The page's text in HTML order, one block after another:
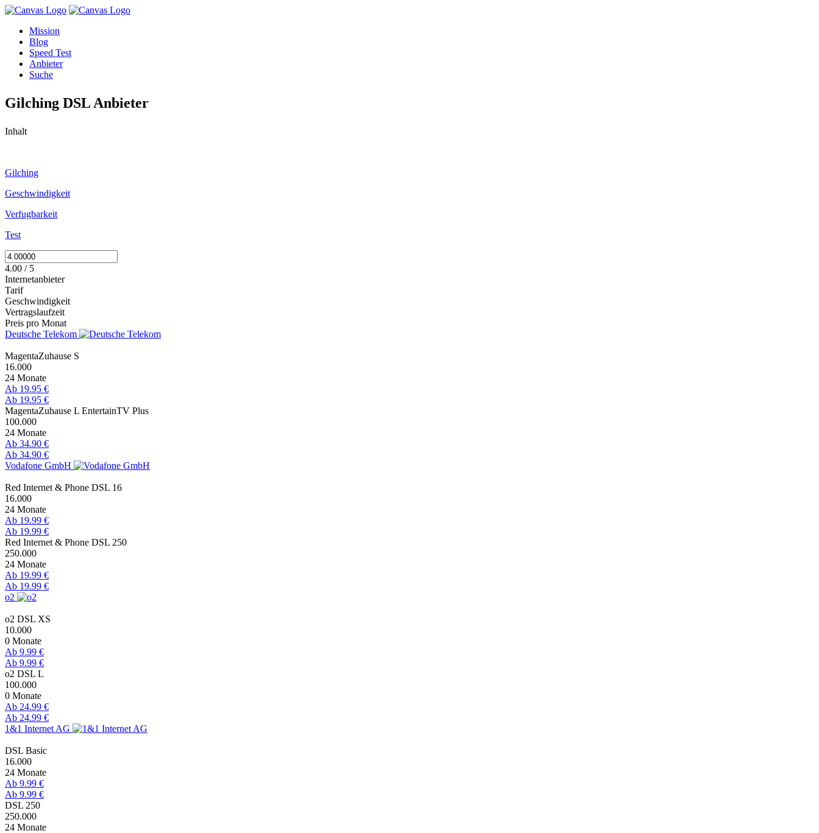
Mission
Blog
Speed Test
Anbieter
Suche
Gilching DSL Anbieter
Inhalt
Gilching
Geschwindigkeit
Verfugbarkeit
Test
4.00 / 5
Internetanbieter
Tarif
Geschwindigkeit
Vertragslaufzeit
Preis pro Monat
Deutsche Telekom
MagentaZuhause S
16.000
24 Monate
Ab 19.95 €
Ab 19.95 €
MagentaZuhause L EntertainTV Plus
100.000
24 Monate
Ab 34.90 €
Ab 34.90 €
Vodafone GmbH
Red Internet & Phone DSL 16
16.000
24 Monate
Ab 19.99 €
Ab 19.99 €
Red Internet & Phone DSL 250
250.000
24 Monate
Ab 19.99 €
Ab 19.99 €
o2
o2 DSL XS
10.000
0 Monate
Ab 9.99 €
Ab 9.99 €
o2 DSL L
100.000
0 Monate
Ab 24.99 €
Ab 24.99 €
1&1 Internet AG
DSL Basic
16.000
24 Monate
Ab 9.99 €
Ab 9.99 €
DSL 250
250.000
24 Monate